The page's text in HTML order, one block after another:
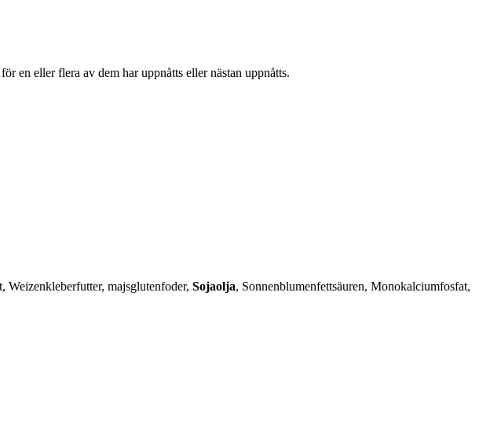
en eller flera av dem har uppnåtts eller nästan uppnåtts.
Weizenkleberfutter, majsglutenfoder, Sojaolja, Sonnenblumenfettsäuren, Monokalciumfosfat,